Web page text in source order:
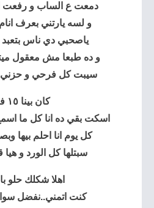
دمعت ع الساب و رفعت
و لسه يارتني بعرف
ياصحبي دي ناس
و ده طبعا مش معقول
سيبت كل فرحي و حزني
كان بينا ١٥ فارق
اسكت بقي ده انا كل ما
كل يوم انا احلم بيها
سبتلها كل الورد و هيا
اهلا شكلك حلو
كنت اتمني..نفضل